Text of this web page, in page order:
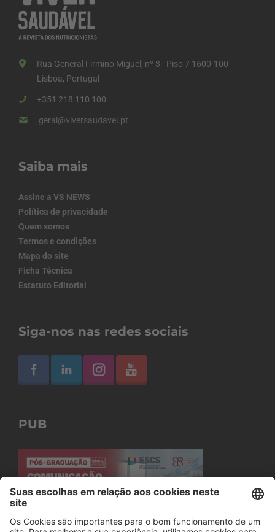
Rua General Firmino Miguel, nº 3 - Piso 7 1600-100
Lisboa, Portugal
+351 218 110 100
geral@viversaudavel.pt
Saiba mais
Assine a VS NEWS
Política de privacidade
Quem somos
Termos e condições
Mapa do site
Ficha Técnica
Estatuto Editorial
Siga-nos nas redes sociais
PUB